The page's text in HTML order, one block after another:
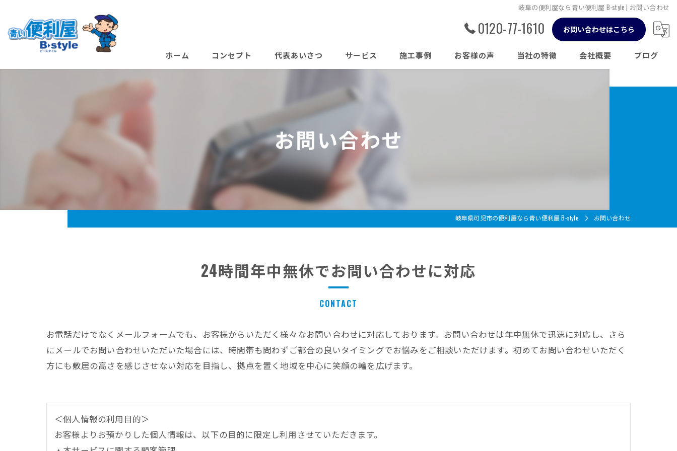
岐阜の便利屋なら青い便利屋 B-style | お問い合わせ
0120-77-1610 お問い合わせはこちら
ホーム コンセプト 代表あいさつ サービス 施工事例 お客様の声 当社の特徴 会社概要 ブログ
コラム
お問い合わせ
岐阜県可児市の便利屋なら青い便利屋 B-style お問い合わせ
24時間年中無休でお問い合わせに対応
CONTACT
お電話だけでなくメールフォームでも、お客様からいただく様々なお問い合わせに対応しております。お問い合わせは年中無休で迅速に対応し、さら
にメールでお問い合わせいただいた場合には、時間帯も問わずご都合の良いタイミングでお悩みをご相談いただけます。初めてお問い合わせいただく
方にも敷居の高さを感じさせない対応を目指し、拠点を置く地域を中心に笑顔の輪を広げます。
＜個人情報の利用目的＞
お客様よりお預かりした個人情報は、以下の目的に限定し利用させていただきます。